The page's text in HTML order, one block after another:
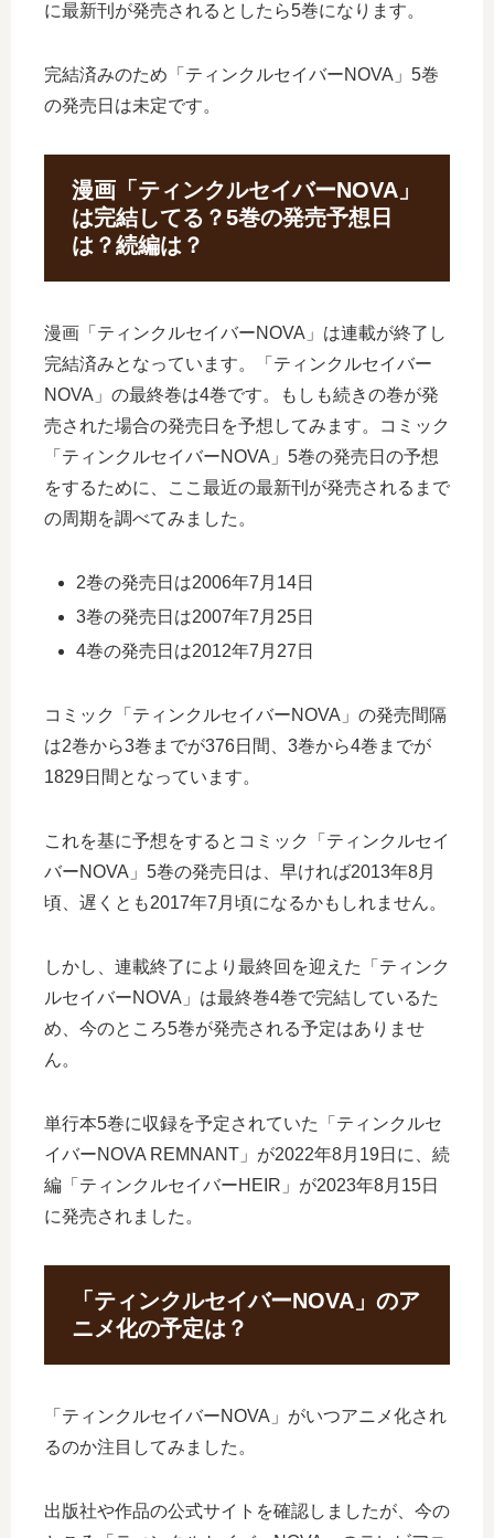
に最新刊が発売されるとしたら5巻になります。
完結済みのため「ティンクルセイバーNOVA」5巻
の発売日は未定です。
漫画「ティンクルセイバーNOVA」
は完結してる？5巻の発売予想日
は？続編は？
漫画「ティンクルセイバーNOVA」は連載が終了し
完結済みとなっています。「ティンクルセイバー
NOVA」の最終巻は4巻です。もしも続きの巻が発
売された場合の発売日を予想してみます。コミック
「ティンクルセイバーNOVA」5巻の発売日の予想
をするために、ここ最近の最新刊が発売されるまで
の周期を調べてみました。
2巻の発売日は2006年7月14日
3巻の発売日は2007年7月25日
4巻の発売日は2012年7月27日
コミック「ティンクルセイバーNOVA」の発売間隔
は2巻から3巻までが376日間、3巻から4巻までが
1829日間となっています。
これを基に予想をするとコミック「ティンクルセイ
バーNOVA」5巻の発売日は、早ければ2013年8月
頃、遅くとも2017年7月頃になるかもしれません。
しかし、連載終了により最終回を迎えた「ティンク
ルセイバーNOVA」は最終巻4巻で完結しているた
め、今のところ5巻が発売される予定はありませ
ん。
単行本5巻に収録を予定されていた「ティンクルセ
イバーNOVA REMNANT」が2022年8月19日に、続
編「ティンクルセイバーHEIR」が2023年8月15日
に発売されました。
「ティンクルセイバーNOVA」のア
ニメ化の予定は？
「ティンクルセイバーNOVA」がいつアニメ化され
るのか注目してみました。
出版社や作品の公式サイトを確認しましたが、今の